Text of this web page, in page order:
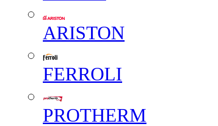
ARISTON
FERROLI
PROTHERM